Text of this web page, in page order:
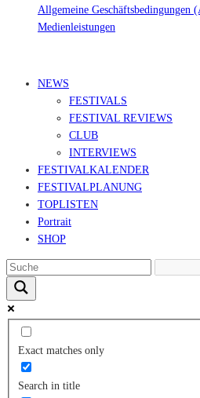
Allgemeine Geschäftsbedingungen
Medienleistungen
NEWS
FESTIVALS
FESTIVAL REVIEWS
CLUB
INTERVIEWS
FESTIVALKALENDER
FESTIVALPLANUNG
TOPLISTEN
Portrait
SHOP
Exact matches only
Search in title